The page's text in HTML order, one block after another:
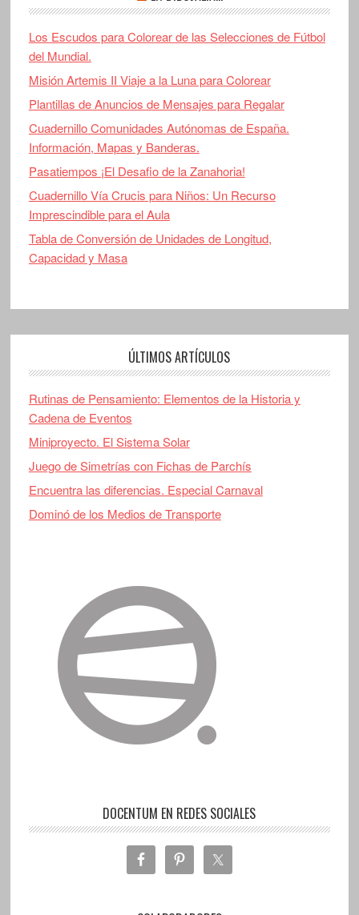
Los Escudos para Colorear de las Selecciones de Fútbol
del Mundial.
Misión Artemis II Viaje a la Luna para Colorear
Plantillas de Anuncios de Mensajes para Regalar
Cuadernillo Comunidades Autónomas de España.
Información, Mapas y Banderas.
Pasatiempos ¡El Desafio de la Zanahoria!
Cuadernillo Vía Crucis para Niños: Un Recurso
Imprescindible para el Aula
Tabla de Conversión de Unidades de Longitud,
Capacidad y Masa
ÚLTIMOS ARTÍCULOS
Rutinas de Pensamiento: Elementos de la Historia y
Cadena de Eventos
Miniproyecto. El Sistema Solar
Juego de Simetrías con Fichas de Parchís
Encuentra las diferencias. Especial Carnaval
Dominó de los Medios de Transporte
DOCENTUM EN REDES SOCIALES